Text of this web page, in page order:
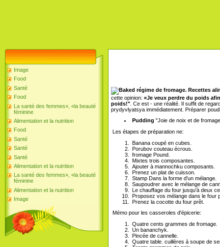
Image
Food
Santé
Food
La santé des femmes», «la beauté
féminine
Alimentation et la nutrition
Food
Santé
Santé
Santé
Alimentation et la nutrition
La santé des femmes», «la beauté
féminine
Alimentation et la nutrition
Image
cette opinion: «Je veux perdre du poids
poids!" . Ce est - une réalité. Il suffit de
prydyvlyatsya immédiatement. Préparer
Pudding "Joie de noix et de
Les étapes de préparation ne:
Banana coupé en cubes.
Porubov couteau écrous.
fromage Pound.
Mixtes trois composantes.
Ajouter à mannochku composants.
Prenez un plat de cuisson.
Stamp Dans la forme d'un mélange.
Saupoudrer avec le mélange de
Le chauffage du four jusqu'à deux
Proposez vos mélange dans le four
Prenez la cocotte du four prêt.
Mémo pour les casseroles d'épicerie:
Quatre cents grammes de fromage.
Un bananchyk.
Pincée de cannelle.
Quatre table. cuillères à soupe de